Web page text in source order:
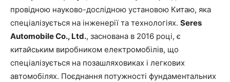
провідною науково-дослідною установою Китаю, яка
спеціалізується на інженерії та технологіях. Seres
Automobile Co., Ltd., заснована в 2016 році, є
китайським виробником електромобілів, що
спеціалізується на позашляховиках і легкових
автомобілях. Поєднання потужності фундаментальних